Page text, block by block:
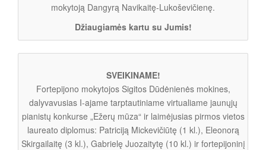
mokytoją Dangyrą Navikaitę-Lukoševičienę.
Džiaugiamės kartu su Jumis!
SVEIKINAME!
Fortepijono mokytojos Sigitos Dūdėnienės mokines,
dalyvavusias I-ajame tarptautiniame virtualiame jaunųjų
pianistų konkurse „Ežerų mūza“ ir laimėjusias pirmos vietos
laureato diplomus: Patriciją Mickevičiūtę (1 kl.), Eleonorą
Skirgailaitę (3 kl.), Gabrielę Juozaitytę (10 kl.) ir fortepijoninį